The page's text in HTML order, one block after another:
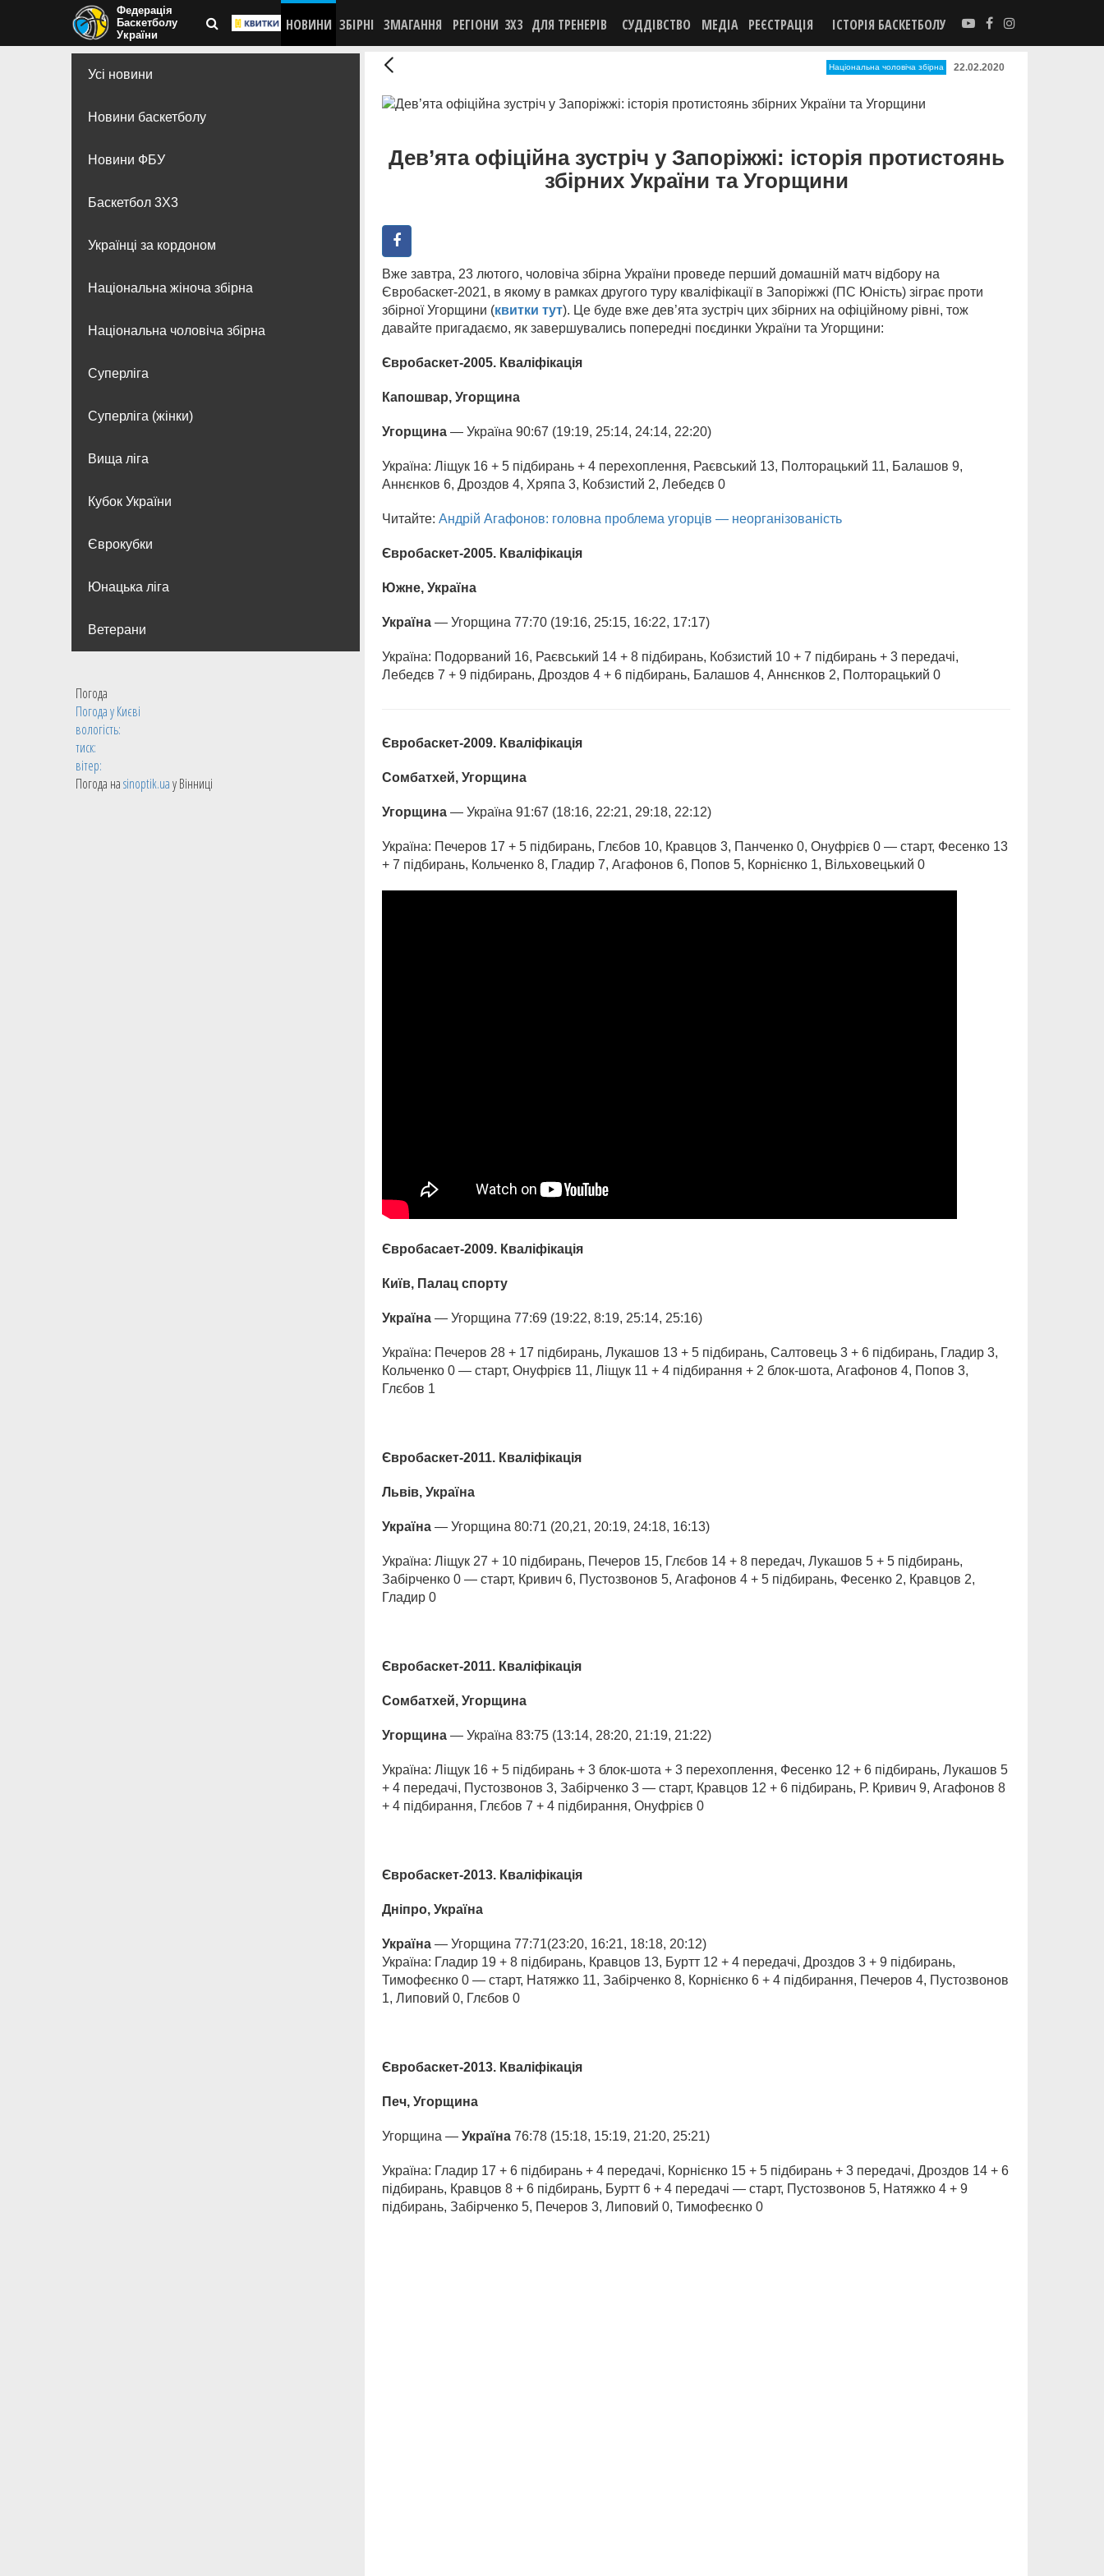
Федерація
Баскетболу
України
НОВИНИ ЗБІРНІ ЗМАГАННЯ РЕГІОНИ 3X3 ДЛЯ ТРЕНЕРІВ СУДДІВСТВО МЕДІА РЕЄСТРАЦІЯ ІСТОРІЯ БАСКЕТБОЛУ
Усі новини
Новини баскетболу
Новини ФБУ
Баскетбол 3Х3
Українці за кордоном
Національна жіноча збірна
Національна чоловіча збірна
Суперліга
Суперліга (жінки)
Вища лiга
Кубок України
Єврокубки
Юнацька ліга
Ветерани
Погода
Погода уКиєві
вологість:
тиск:
вітер:
Погода наsinoptik.uaу Вінниці
Національна чоловіча збірна 22.02.2020
Дев’ята офіційна зустріч у Запоріжжі: історія протистоянь
збірних України та Угорщини
Вже завтра, 23 лютого, чоловіча збірна України проведе перший домашній матч відбору на
Євробаскет-2021, в якому в рамках другого туру кваліфікації в Запоріжжі (ПС Юність) зіграє проти
збірної Угорщини (квитки тут). Це буде вже дев’ята зустріч цих збірних на офіційному рівні, тож
давайте пригадаємо, як завершувались попередні поєдинки України та Угорщини:
Євробаскет-2005. Кваліфікація
Капошвар, Угорщина
Угорщина — Україна 90:67 (19:19, 25:14, 24:14, 22:20)
Україна: Ліщук 16 + 5 підбирань + 4 перехоплення, Раєвський 13, Полторацький 11, Балашов 9,
Аннєнков 6, Дроздов 4, Хряпа 3, Кобзистий 2, Лебедєв 0
Читайте: Андрій Агафонов: головна проблема угорців — неорганізованість
Євробаскет-2005. Кваліфікація
Южне, Україна
Україна — Угорщина 77:70 (19:16, 25:15, 16:22, 17:17)
Україна: Подорваний 16, Раєвський 14 + 8 підбирань, Кобзистий 10 + 7 підбирань + 3 передачі,
Лебедєв 7 + 9 підбирань, Дроздов 4 + 6 підбирань, Балашов 4, Аннєнков 2, Полторацький 0
Євробаскет-2009. Кваліфікація
Сомбатхей, Угорщина
Угорщина — Україна 91:67 (18:16, 22:21, 29:18, 22:12)
Україна: Печеров 17 + 5 підбирань, Глєбов 10, Кравцов 3, Панченко 0, Онуфрієв 0 — старт, Фесенко 13
+ 7 підбирань, Кольченко 8, Гладир 7, Агафонов 6, Попов 5, Корнієнко 1, Вільховецький 0
Євробасает-2009. Кваліфікація
Київ, Палац спорту
Україна — Угорщина 77:69 (19:22, 8:19, 25:14, 25:16)
Україна: Печеров 28 + 17 підбирань, Лукашов 13 + 5 підбирань, Салтовець 3 + 6 підбирань, Гладир 3,
Кольченко 0 — старт, Онуфрієв 11, Ліщук 11 + 4 підбирання + 2 блок-шота, Агафонов 4, Попов 3,
Глєбов 1
Євробаскет-2011. Кваліфікація
Львів, Україна
Україна — Угорщина 80:71 (20,21, 20:19, 24:18, 16:13)
Україна: Ліщук 27 + 10 підбирань, Печеров 15, Глєбов 14 + 8 передач, Лукашов 5 + 5 підбирань,
Забірченко 0 — старт, Кривич 6, Пустозвонов 5, Агафонов 4 + 5 підбирань, Фесенко 2, Кравцов 2,
Гладир 0
Євробаскет-2011. Кваліфікація
Сомбатхей, Угорщина
Угорщина — Україна 83:75 (13:14, 28:20, 21:19, 21:22)
Україна: Ліщук 16 + 5 підбирань + 3 блок-шота + 3 перехоплення, Фесенко 12 + 6 підбирань, Лукашов 5
+ 4 передачі, Пустозвонов 3, Забірченко 3 — старт, Кравцов 12 + 6 підбирань, Р. Кривич 9, Агафонов 8
+ 4 підбирання, Глєбов 7 + 4 підбирання, Онуфрієв 0
Євробаскет-2013. Кваліфікація
Дніпро, Україна
Україна — Угорщина 77:71(23:20, 16:21, 18:18, 20:12)
Україна: Гладир 19 + 8 підбирань, Кравцов 13, Буртт 12 + 4 передачі, Дроздов 3 + 9 підбирань,
Тимофеєнко 0 — старт, Натяжко 11, Забірченко 8, Корнієнко 6 + 4 підбирання, Печеров 4, Пустозвонов
1, Липовий 0, Глєбов 0
Євробаскет-2013. Кваліфікація
Печ, Угорщина
Угорщина — Україна 76:78 (15:18, 15:19, 21:20, 25:21)
Україна: Гладир 17 + 6 підбирань + 4 передачі, Корнієнко 15 + 5 підбирань + 3 передачі, Дроздов 14 + 6
підбирань, Кравцов 8 + 6 підбирань, Буртт 6 + 4 передачі — старт, Пустозвонов 5, Натяжко 4 + 9
підбирань, Забірченко 5, Печеров 3, Липовий 0, Тимофеєнко 0